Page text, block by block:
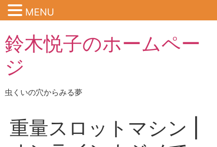
鈴木悦子のホームペー
ジ
虫くいの穴からみる夢
重量スロットマシン |
MENU